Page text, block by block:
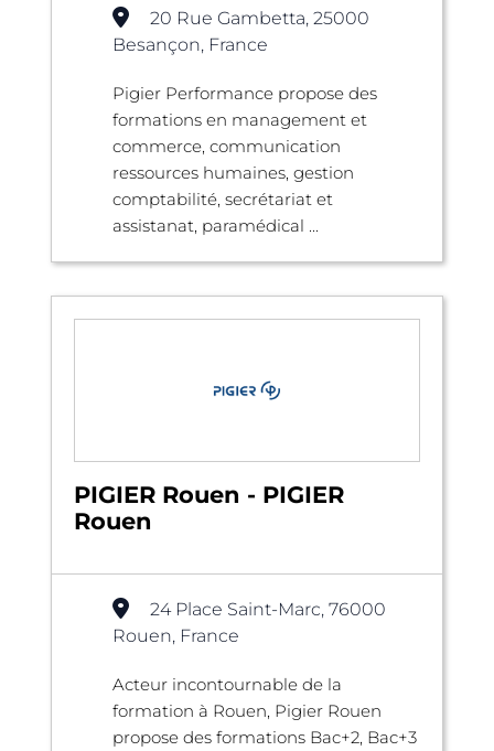
20 Rue Gambetta, 25000
Besançon, France
Pigier Performance propose des
formations en management et
commerce, communication
ressources humaines, gestion
comptabilité, secrétariat et
assistanat, paramédical ...
PIGIER Rouen - PIGIER
Rouen
24 Place Saint-Marc, 76000
Rouen, France
Acteur incontournable de la
formation à Rouen, Pigier Rouen
propose des formations Bac+2, Bac+3